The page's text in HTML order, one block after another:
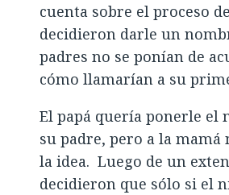
cuenta sobre el proceso
decidieron darle un
padres no se ponían de
cómo llamarían a su
El papá quería ponerle el
su padre, pero a la mamá
la idea. Luego de un
decidieron que sólo si el